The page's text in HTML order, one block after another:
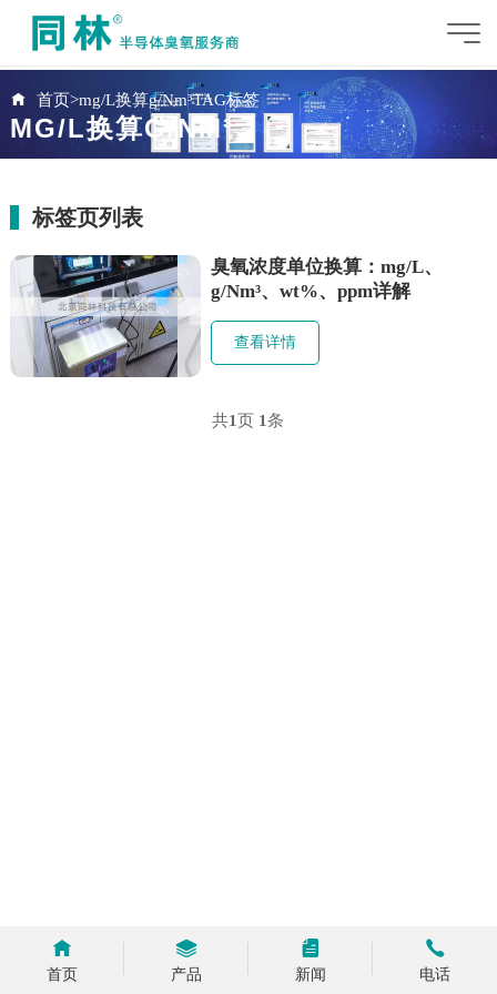
首页>mg/L换算g/Nm³TAG标签
MG/L换算G/NM³
标签页列表
臭氧浓度单位换算：mg/L、
g/Nm³、wt%、ppm详解
查看详情
共1页 1条
首页 产品 新闻 电话